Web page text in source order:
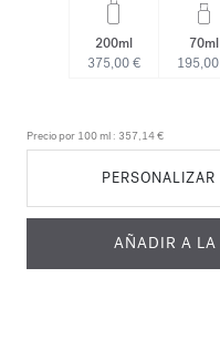
200ml
375,00 €
70ml
Precio por 100 ml : 357,14 €
AÑADIR A LA